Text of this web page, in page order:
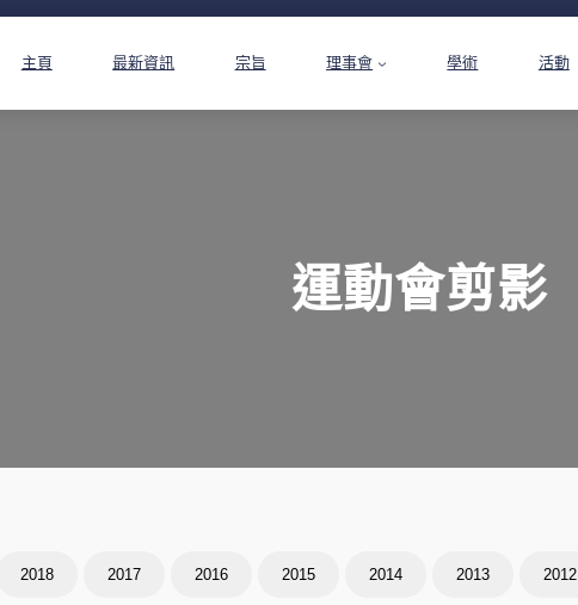
主頁 最新資訊 宗旨 理事會 學術 活動
運動會剪影
2018 2017 2016 2015 2014 2013 2012